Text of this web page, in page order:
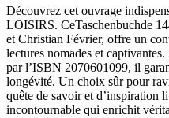
Découvrez cet ouvrage
LOISIRS. CeTaschenbuchde
et Christian Février, offre un
lectures nomades et
par l’ISBN 2070601099, il
longévité. Un choix sûr pour
quête de savoir et d’inspiration
incontournable qui enrichit